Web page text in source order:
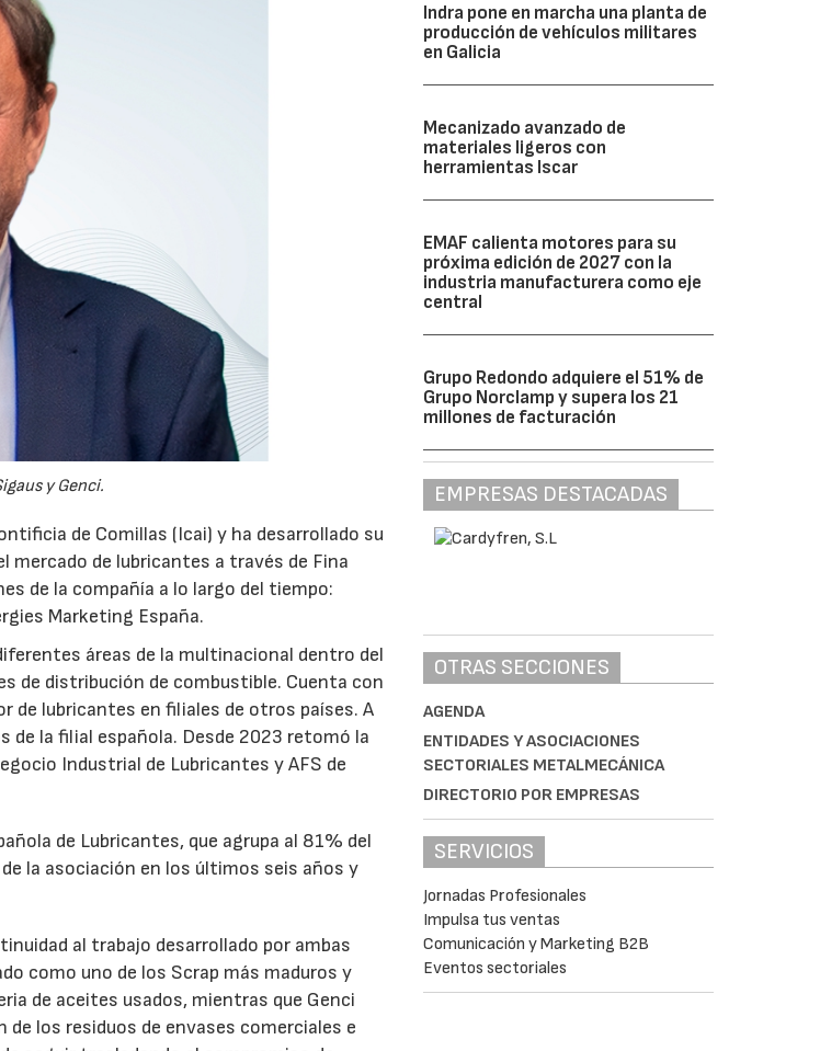
y Genci.
de Comillas (Icai) y ha desarrollado su
mercado de lubricantes a través de Fina
de la compañía a lo largo del tiempo:
Marketing España.
áreas de la multinacional dentro del
de distribución de combustible. Cuenta con
de lubricantes en filiales de otros países. A
de la filial española. Desde 2023 retomó la
Industrial de Lubricantes y AFS de
de Lubricantes, que agrupa al 81% del
la asociación en los últimos seis años y
al trabajo desarrollado por ambas
como uno de los Scrap más maduros y
de aceites usados, mientras que Genci
los residuos de envases comerciales e
Indra pone en marcha una planta de
producción de vehículos militares
en Galicia
Mecanizado avanzado de
materiales ligeros con
herramientas Iscar
EMAF calienta motores para su
próxima edición de 2027 con la
industria manufacturera como eje
central
Grupo Redondo adquiere el 51% de
Grupo Norclamp y supera los 21
millones de facturación
EMPRESAS DESTACADAS
OTRAS SECCIONES
AGENDA
ENTIDADES Y ASOCIACIONES
SECTORIALES METALMECÁNICA
DIRECTORIO POR EMPRESAS
SERVICIOS
Jornadas Profesionales
Impulsa tus ventas
Comunicación y Marketing B2B
Eventos sectoriales